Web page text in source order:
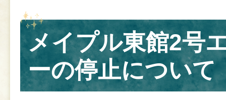
メイプル東館2号
ーの停止について